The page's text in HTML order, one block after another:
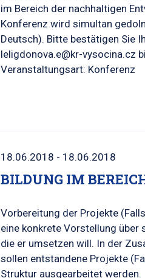
im Bereich der nachhaltigen
Konferenz wird simultan
Deutsch). Bitte bestätigen Sie
leligdonova.e@kr-vysocina.cz
Veranstaltungsart: Konferenz
18.06.2018 - 18.06.2018
BILDUNG IM
Vorbereitung der Projekte
eine konkrete Vorstellung über
die er umsetzen will. In der
sollen entstandene Projekte
Struktur ausgearbeitet werden.